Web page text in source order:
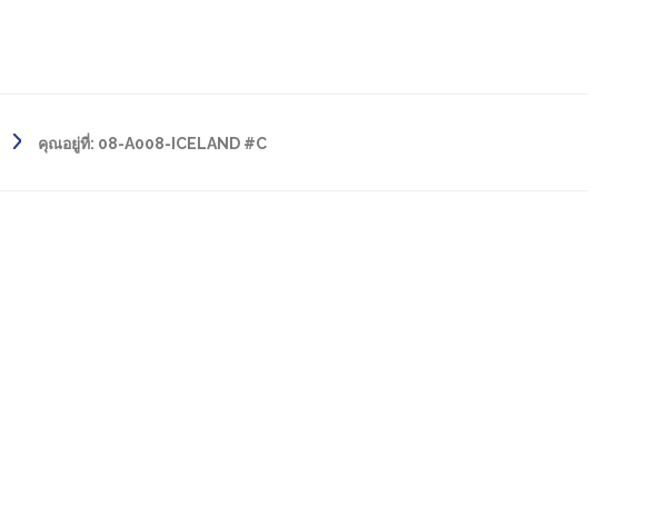
คุณอยู่ที่: 08-A008-ICELAND #C